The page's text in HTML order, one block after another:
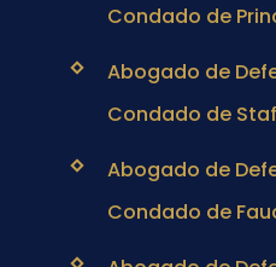
Condado de
Abogado de
Condado de
Abogado de
Condado de